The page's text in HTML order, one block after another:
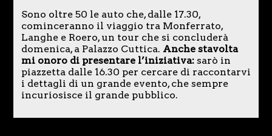
Sono oltre 50 le auto che, dalle 17.30,
cominceranno il viaggio tra Monferrato,
Langhe e Roero, un tour che si concluderà
domenica, a Palazzo Cuttica. Anche stavolta
mi onoro di presentare l’iniziativa:sarò in
piazzetta dalle 16.30 per cercare di raccontarvi
i dettagli di un grande evento, che sempre
incuriosisce il grande pubblico.